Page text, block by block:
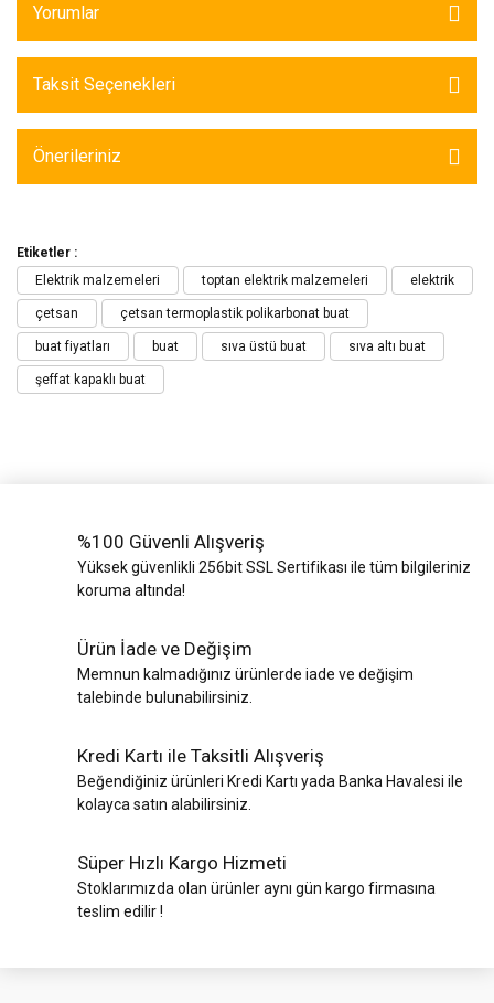
Yorumlar
Taksit Seçenekleri
Önerileriniz
Etiketler :
Elektrik malzemeleri
toptan elektrik malzemeleri elektrik
çetsan çetsan termoplastik polikarbonat buat
buat fiyatları buat sıva üstü buat sıva altı buat
şeffat kapaklı buat
%100 Güvenli Alışveriş
Yüksek güvenlikli 256bit SSL Sertifikası ile tüm bilgileriniz
koruma altında!
Ürün İade ve Değişim
Memnun kalmadığınız ürünlerde iade ve değişim
talebinde bulunabilirsiniz.
Kredi Kartı ile Taksitli Alışveriş
Beğendiğiniz ürünleri Kredi Kartı yada Banka Havalesi ile
kolayca satın alabilirsiniz.
Süper Hızlı Kargo Hizmeti
Stoklarımızda olan ürünler aynı gün kargo firmasına
teslim edilir !